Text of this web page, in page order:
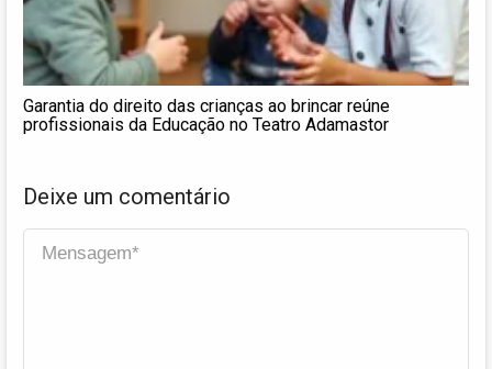
Garantia do direito das crianças ao brincar reúne
profissionais da Educação no Teatro Adamastor
Deixe um comentário